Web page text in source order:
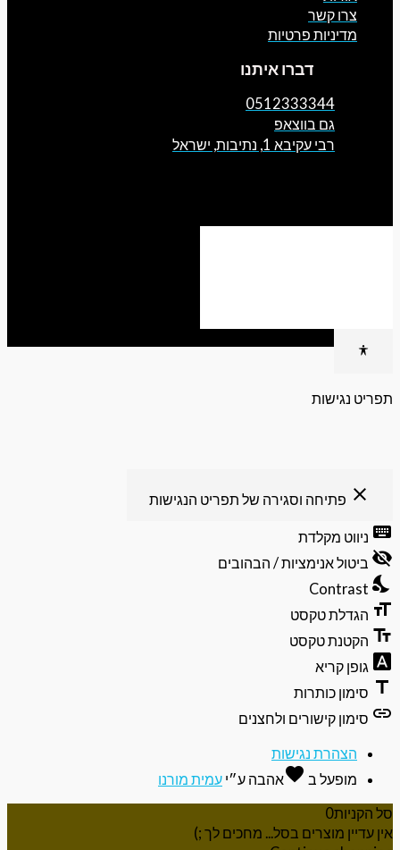
פרטיות
דברו איתנו
0512333344
גם בווצאפ
רבי עקיבא 1, נתיבות, ישראל
פתיחה וסגירה של תפריט הנגישות
מקלדת
אנימציות / הבהובים
טקסט
טקסט
קריא
כותרות
קישורים ולחצנים
נגישות
ב
favoriteאהבהע״יעמית מורנו
0
מוצרים בסל... מחכים לך ;)